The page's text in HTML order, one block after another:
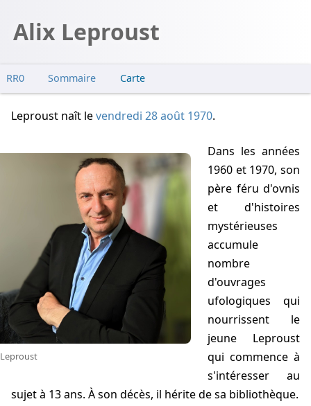
Alix Leproust
RR0 Sommaire Carte
Leproust naît levendredi 28 août 1970.
Leproust
Dans les années
1960 et 1970, son
père féru d'ovnis
et d'histoires
mystérieuses
accumule
nombre
d'ouvrages
ufologiques qui
nourrissent le
jeune Leproust
qui commence à
s'intéresser au
sujet à 13 ans. À son décès, il hérite de sa bibliothèque.